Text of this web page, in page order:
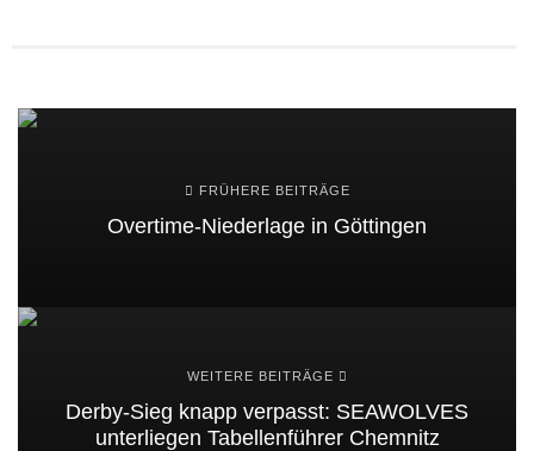
FRÜHERE BEITRÄGE
Overtime-Niederlage in Göttingen
WEITERE BEITRÄGE
Derby-Sieg knapp verpasst: SEAWOLVES
unterliegen Tabellenführer Chemnitz